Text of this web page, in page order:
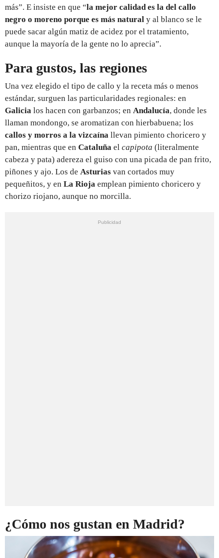
más”. E insiste en que “la mejor calidad es la del callo
negro o moreno porque es más natural y al blanco se le
puede sacar algún matiz de acidez por el tratamiento,
aunque la mayoría de la gente no lo aprecia”.
Para gustos, las regiones
Una vez elegido el tipo de callo y la receta más o menos
estándar, surguen las particularidades regionales: en
Galicia los hacen con garbanzos; en Andalucía, donde les
llaman mondongo, se aromatizan con hierbabuena; los
callos y morros a la vizcaína llevan pimiento choricero y
pan, mientras que en Cataluña el capipota (literalmente
cabeza y pata) adereza el guiso con una picada de pan frito,
piñones y ajo. Los de Asturias van cortados muy
pequeñitos, y en La Rioja emplean pimiento choricero y
chorizo riojano, aunque no morcilla.
¿Cómo nos gustan en Madrid?